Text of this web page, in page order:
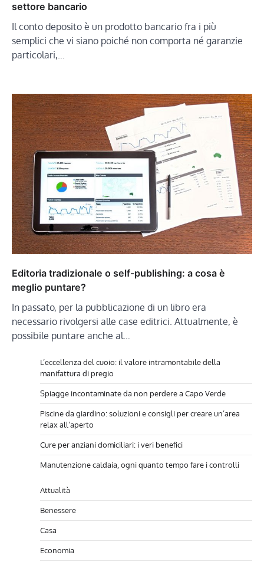
settore bancario
Il conto deposito è un prodotto bancario fra i più
semplici che vi siano poiché non comporta né garanzie
particolari,…
Editoria tradizionale o self-publishing: a cosa è
meglio puntare?
In passato, per la pubblicazione di un libro era
necessario rivolgersi alle case editrici. Attualmente, è
possibile puntare anche al…
L’eccellenza del cuoio: il valore intramontabile della
manifattura di pregio
Spiagge incontaminate da non perdere a Capo Verde
Piscine da giardino: soluzioni e consigli per creare un’area
relax all’aperto
Cure per anziani domiciliari: i veri benefici
Manutenzione caldaia, ogni quanto tempo fare i controlli
Attualità
Benessere
Casa
Economia